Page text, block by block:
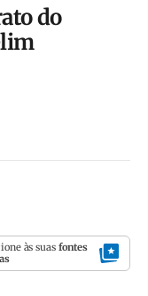
do
às suas fontes